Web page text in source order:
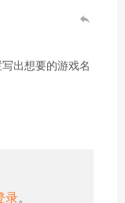
出想要的游戏名
录。